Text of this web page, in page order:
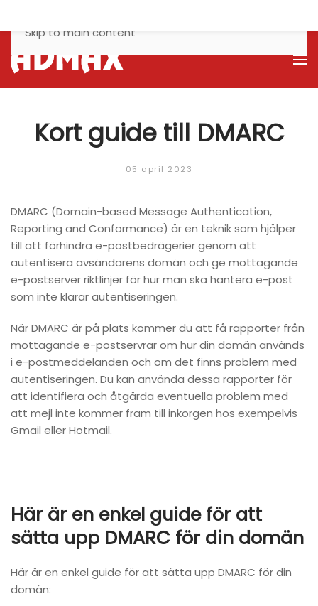
Skip to main content
Kort guide till DMARC
05 april 2023
DMARC (Domain-based Message Authentication,
Reporting and Conformance) är en teknik som hjälper
till att förhindra e-postbedrägerier genom att
autentisera avsändarens domän och ge mottagande
e-postserver riktlinjer för hur man ska hantera e-post
som inte klarar autentiseringen.
När DMARC är på plats kommer du att få rapporter från
mottagande e-postservrar om hur din domän används
i e-postmeddelanden och om det finns problem med
autentiseringen. Du kan använda dessa rapporter för
att identifiera och åtgärda eventuella problem med
att mejl inte kommer fram till inkorgen hos exempelvis
Gmail eller Hotmail.
Här är en enkel guide för att
sätta upp DMARC för din domän
Här är en enkel guide för att sätta upp DMARC för din
domän: